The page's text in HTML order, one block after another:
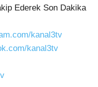
Ederek Son Dakika
kanal3tv
kanal3tv